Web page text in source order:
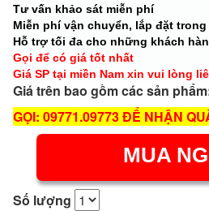
Tư vấn khảo sát miễn phí
Miễn phí vận chuyển, lắp đặt
Hỗ trợ tối đa cho những khách
Gọi để có giá tốt nhất
Giá SP tại miền Nam xin vui lòng
Giá trên bao gồm các sản
GỌI: 09771.09773 ĐỂ NHẬN
MUA
Số lượng